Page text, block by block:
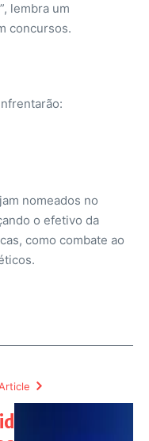
lembra um
concursos.
nomeados no
o efetivo da
como combate ao